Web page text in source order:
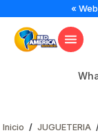
«
Inicio / JUGUETERIA